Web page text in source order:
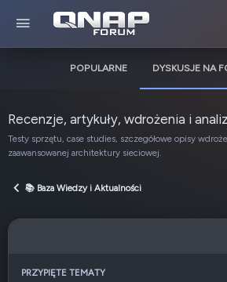
POPULARNE DYSKUSJE NA
Recenzje, artykuły, wdrożenia i
Testy sprzętu, case studies, szczegółowe opisy
zaawansowanej architektury sieciowej.
📚 Baza Wiedzy i Aktualności
PRZYPIĘTE TEMATY